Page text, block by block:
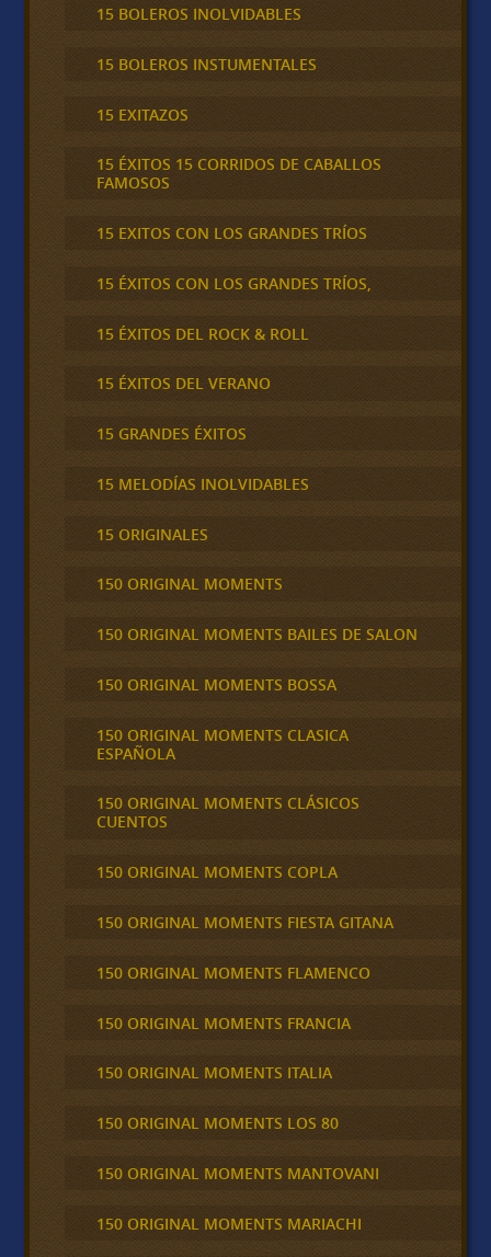
15 BOLEROS INOLVIDABLES
15 BOLEROS INSTUMENTALES
15 EXITAZOS
15 ÉXITOS 15 CORRIDOS DE CABALLOS
FAMOSOS
15 EXITOS CON LOS GRANDES TRÍOS
15 ÉXITOS CON LOS GRANDES TRÍOS,
15 ÉXITOS DEL ROCK & ROLL
15 ÉXITOS DEL VERANO
15 GRANDES ÉXITOS
15 MELODÍAS INOLVIDABLES
15 ORIGINALES
150 ORIGINAL MOMENTS
150 ORIGINAL MOMENTS BAILES DE SALON
150 ORIGINAL MOMENTS BOSSA
150 ORIGINAL MOMENTS CLASICA
ESPAÑOLA
150 ORIGINAL MOMENTS CLÁSICOS
CUENTOS
150 ORIGINAL MOMENTS COPLA
150 ORIGINAL MOMENTS FIESTA GITANA
150 ORIGINAL MOMENTS FLAMENCO
150 ORIGINAL MOMENTS FRANCIA
150 ORIGINAL MOMENTS ITALIA
150 ORIGINAL MOMENTS LOS 80
150 ORIGINAL MOMENTS MANTOVANI
150 ORIGINAL MOMENTS MARIACHI